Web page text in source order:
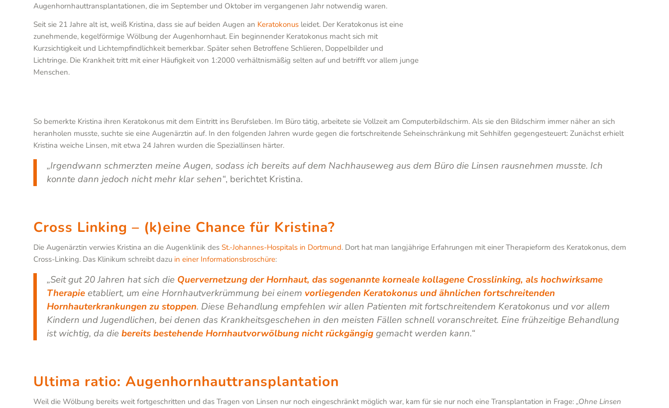
Augenhornhauttransplantationen, die im September und Oktober im vergangenen Jahr notwendig waren.
Seit sie 21 Jahre alt ist, weiß Kristina, dass sie auf beiden Augen an Keratokonus leidet. Der Keratokonus ist eine
zunehmende, kegelförmige Wölbung der Augenhornhaut. Ein beginnender Keratokonus macht sich mit
Kurzsichtigkeit und Lichtempfindlichkeit bemerkbar. Später sehen Betroffene Schlieren, Doppelbilder und
Lichtringe. Die Krankheit tritt mit einer Häufigkeit von 1:2000 verhältnismäßig selten auf und betrifft vor allem junge
Menschen.
So bemerkte Kristina ihren Keratokonus mit dem Eintritt ins Berufsleben. Im Büro tätig, arbeitete sie Vollzeit am Computerbildschirm. Als sie den Bildschirm immer näher an sich
heranholen musste, suchte sie eine Augenärztin auf. In den folgenden Jahren wurde gegen die fortschreitende Seheinschränkung mit Sehhilfen gegengesteuert: Zunächst erhielt
Kristina weiche Linsen, mit etwa 24 Jahren wurden die Speziallinsen härter.
„Irgendwann schmerzten meine Augen, sodass ich bereits auf dem Nachhauseweg aus dem Büro die Linsen rausnehmen musste. Ich
konnte dann jedoch nicht mehr klar sehen“, berichtet Kristina.
Cross Linking – (k)eine Chance für Kristina?
Die Augenärztin verwies Kristina an die Augenklinik des St.-Johannes-Hospitals in Dortmund. Dort hat man langjährige Erfahrungen mit einer Therapieform des Keratokonus, dem
Cross-Linking. Das Klinikum schreibt dazu in einer Informationsbroschüre:
„Seit gut 20 Jahren hat sich die Quervernetzung der Hornhaut, das sogenannte korneale kollagene Crosslinking, als hochwirksame
Therapie etabliert, um eine Hornhautverkrümmung bei einem vorliegenden Keratokonus und ähnlichen fortschreitenden
Hornhauterkrankungen zu stoppen. Diese Behandlung empfehlen wir allen Patienten mit fortschreitendem Keratokonus und vor allem
Kindern und Jugendlichen, bei denen das Krankheitsgeschehen in den meisten Fällen schnell voranschreitet. Eine frühzeitige Behandlung
ist wichtig, da die bereits bestehende Hornhautvorwölbung nicht rückgängig gemacht werden kann.“
Ultima ratio: Augenhornhauttransplantation
Weil die Wölbung bereits weit fortgeschritten und das Tragen von Linsen nur noch eingeschränkt möglich war, kam für sie nur noch eine Transplantation in Frage: „Ohne Linsen